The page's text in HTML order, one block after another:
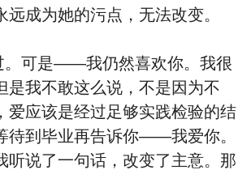
远成为她的污点，无法改变。
可是——我仍然喜欢你。我很
是我不敢这么说，不是因为不
爱应该是经过足够实践检验的结
待到毕业再告诉你——我爱你。
听说了一句话，改变了主意。那